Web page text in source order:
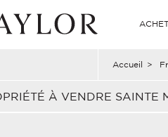
Accueil >
À VENDRE SAINTE